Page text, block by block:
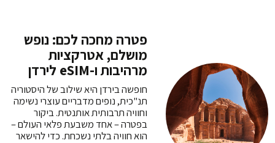
פטרה מחכה לכם: נופש
מושלם, אטרקציות
מרהיבות ו-eSIM לירדן
חופשה בירדן היא שילוב של היסטוריה
תנ"כית, נופים מדבריים עוצרי נשימה
וחוויה תרבותית אותנטית. ביקור
בפטרה – אחד משבעת פלאי העולם –
הוא חוויה בלתי נשכחת. כדי להישאר